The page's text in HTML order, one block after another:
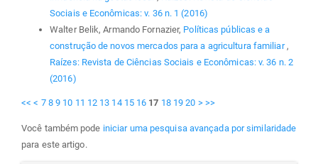
Sociais e Econômicas: v. 36 n. 1 (2016)
Walter Belik, Armando Fornazier, Políticas públicas e a
construção de novos mercados para a agricultura familiar ,
Raízes: Revista de Ciências Sociais e Econômicas: v. 36 n. 2
(2016)
<< < 7 8 9 10 11 12 13 14 15 16 17 18 19 20 > >>
Você também pode iniciar uma pesquisa avançada por similaridade
para este artigo.